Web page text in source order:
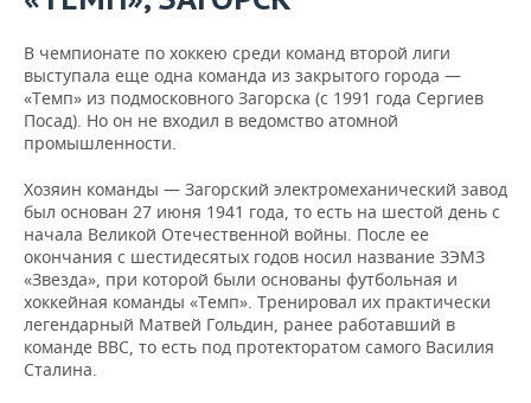
В чемпионате по хоккею среди команд второй лиги
выступала еще одна команда из закрытого города —
«Темп» из подмосковного Загорска (с 1991 года Сергиев
Посад). Но он не входил в ведомство атомной
промышленности.
Хозяин команды — Загорский электромеханический завод
был основан 27 июня 1941 года, то есть на шестой день с
начала Великой Отечественной войны. После ее
окончания с шестидесятых годов носил название ЗЭМЗ
«Звезда», при которой были основаны футбольная и
хоккейная команды «Темп». Тренировал их практически
легендарный Матвей Гольдин, ранее работавший в
команде ВВС, то есть под протекторатом самого Василия
Сталина.